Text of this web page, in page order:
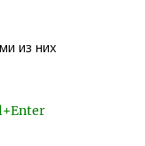
из них